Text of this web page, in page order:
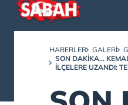
HABERLER GALERI
SON DAKİKA…
ILÇELERE UZANDI: